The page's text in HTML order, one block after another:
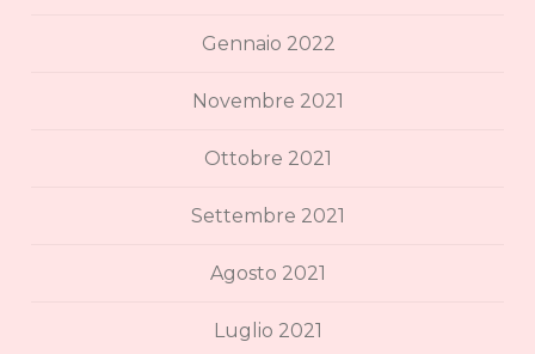
Gennaio 2022
Novembre 2021
Ottobre 2021
Settembre 2021
Agosto 2021
Luglio 2021